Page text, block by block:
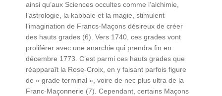
ainsi qu’aux Sciences occultes comme l’alchimie,
l’astrologie, la kabbale et la magie, stimulent
l’imagination de Francs-Maçons désireux de créer
des hauts grades (6). Vers 1740, ces grades vont
proliférer avec une anarchie qui prendra fin en
décembre 1773. C’est parmi ces hauts grades que
réapparaît la Rose-Croix, en y faisant parfois figure
de « grade terminal », voire de nec plus ultra de la
Franc-Maçonnerie (7). Cependant, certains Maçons